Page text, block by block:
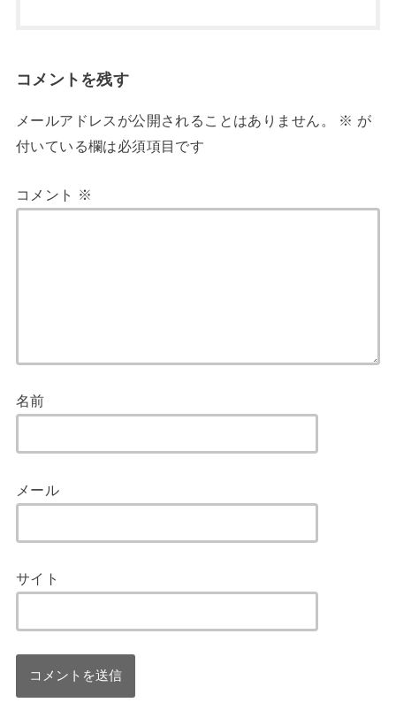
コメントを残す
メールアドレスが公開されることはありません。 ※ が
付いている欄は必須項目です
コメント ※
名前
メール
サイト